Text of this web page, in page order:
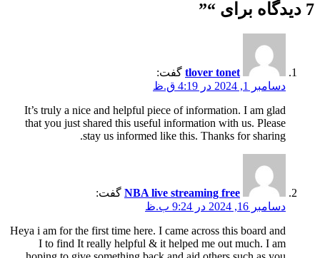
7 دیدگاه برای “ ”
tlover tonet گفت:
دسامبر 1, 2024 در 4:19 ق.ظ
It’s truly a nice and helpful piece of information. I am glad
that you just shared this useful information with us. Please
stay us informed like this. Thanks for sharing.
NBA live streaming free گفت:
دسامبر 16, 2024 در 9:24 ب.ظ
Heya i am for the first time here. I came across this board and
I to find It really helpful & it helped me out much. I am